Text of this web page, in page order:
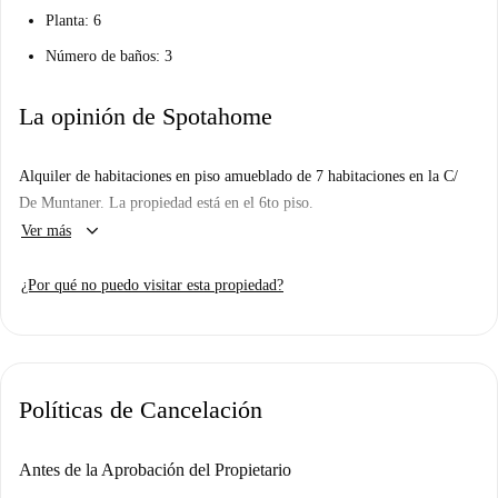
Planta: 6
Número de baños: 3
La opinión de Spotahome
Alquiler de habitaciones en piso amueblado de 7 habitaciones en la C/
De Muntaner. La propiedad está en el 6to piso.
Ver más
keyboard_arrow_down
¿Por qué no puedo visitar esta propiedad?
Políticas de Cancelación
Antes de la Aprobación del Propietario